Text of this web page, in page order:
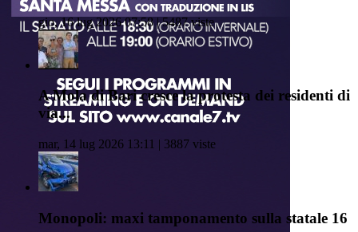
gio, 16 lug 2026 07:58 | 5487 viste
A Mola di Bari cresce la protesta dei residenti di
via...
mar, 14 lug 2026 13:11 | 3887 viste
Monopoli: maxi tamponamento sulla statale 16